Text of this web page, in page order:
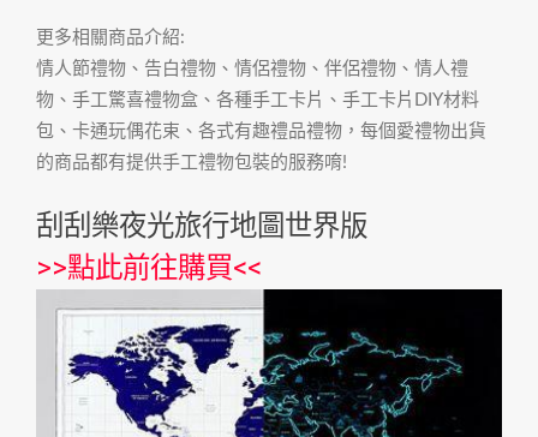
更多相關商品介紹:
情人節禮物、告白禮物、情侶禮物、伴侶禮物、情人禮
物、手工驚喜禮物盒、各種手工卡片、手工卡片DIY材料
包、卡通玩偶花束、各式有趣禮品禮物，每個愛禮物出貨
的商品都有提供手工禮物包裝的服務唷!
刮刮樂夜光旅行地圖世界版
>>點此前往購買<<